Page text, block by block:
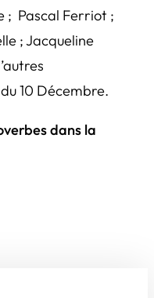
; Pascal Ferriot ;
; Jacqueline
10 Décembre.
dans la